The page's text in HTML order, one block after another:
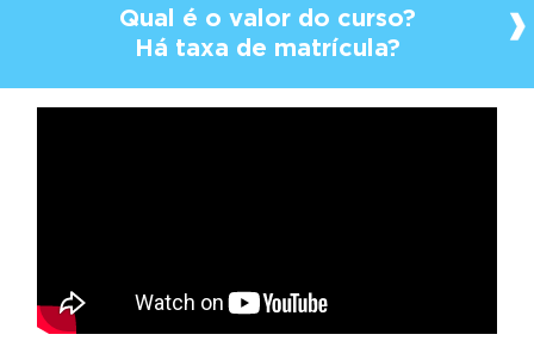
cada unidade. Entre em contato com nossa unidade
e saiba mais informações!